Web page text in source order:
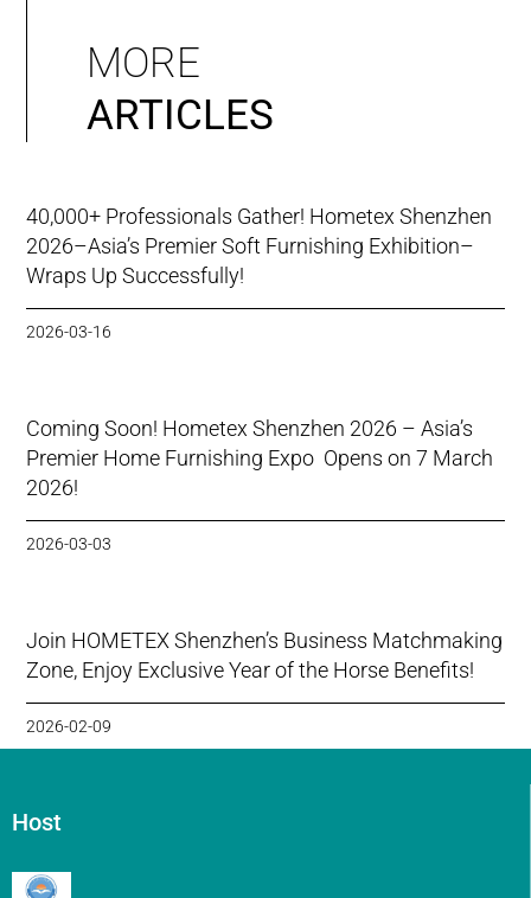
MORE
ARTICLES
40,000+ Professionals Gather! Hometex Shenzhen
2026–Asia’s Premier Soft Furnishing Exhibition–
Wraps Up Successfully!
2026-03-16
Coming Soon! Hometex Shenzhen 2026 – Asia’s
Premier Home Furnishing Expo Opens on 7 March
2026!
2026-03-03
Join HOMETEX Shenzhen’s Business Matchmaking
Zone, Enjoy Exclusive Year of the Horse Benefits!
2026-02-09
Host